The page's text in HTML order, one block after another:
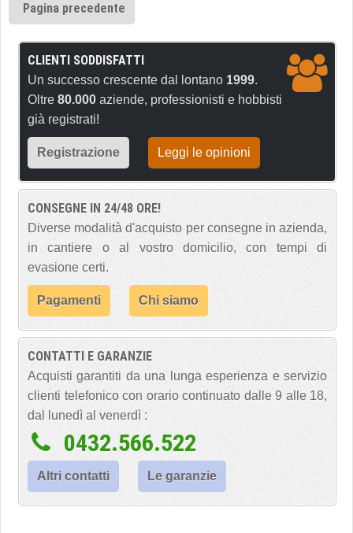
Pagina precedente
CLIENTI SODDISFATTI
Un successo crescente dal lontano 1999.
Oltre 80.000 aziende, professionisti e hobbisti
già registrati!
Registrazione Leggi le opinioni
CONSEGNE IN 24/48 ORE!
Diverse modalità d'acquisto per consegne in azienda,
in cantiere o al vostro domicilio, con tempi di
evasione certi.
Pagamenti Chi siamo
CONTATTI E GARANZIE
Acquisti garantiti da una lunga esperienza e servizio
clienti telefonico con orario continuato dalle 9 alle 18,
dal lunedì al venerdì :
0432.566.522
Altri contatti Le garanzie